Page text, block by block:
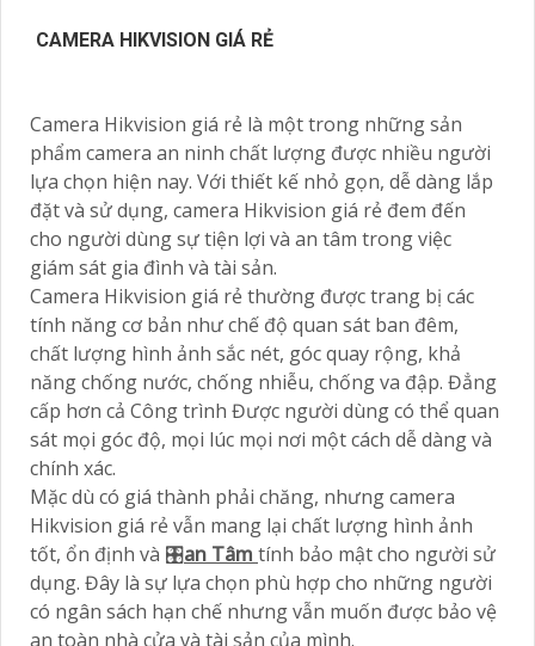
CAMERA HIKVISION GIÁ RẺ
Camera Hikvision giá rẻ là một trong những sản
phẩm camera an ninh chất lượng được nhiều người
lựa chọn hiện nay. Với thiết kế nhỏ gọn, dễ dàng lắp
đặt và sử dụng, camera Hikvision giá rẻ đem đến
cho người dùng sự tiện lợi và an tâm trong việc
giám sát gia đình và tài sản.
Camera Hikvision giá rẻ thường được trang bị các
tính năng cơ bản như chế độ quan sát ban đêm,
chất lượng hình ảnh sắc nét, góc quay rộng, khả
năng chống nước, chống nhiễu, chống va đập. Đẳng
cấp hơn cả Công trình Được người dùng có thể quan
sát mọi góc độ, mọi lúc mọi nơi một cách dễ dàng và
chính xác.
Mặc dù có giá thành phải chăng, nhưng camera
Hikvision giá rẻ vẫn mang lại chất lượng hình ảnh
tốt, ổn định và 🎛an Tâm tính bảo mật cho người sử
dụng. Đây là sự lựa chọn phù hợp cho những người
có ngân sách hạn chế nhưng vẫn muốn được bảo vệ
an toàn nhà cửa và tài sản của mình.